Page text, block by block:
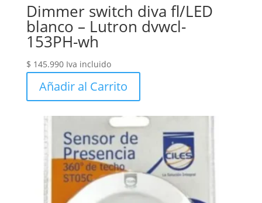
Dimmer switch diva fl/LED
blanco – Lutron dvwcl-
153PH-wh
$ 145.990 Iva incluido
Añadir al Carrito